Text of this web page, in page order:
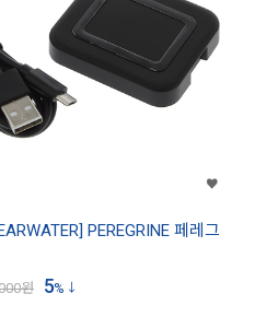
PEREGRINE 페레그
원 5%